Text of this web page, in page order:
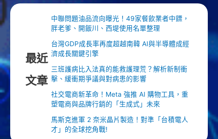
最近
文章
中聯問題油品流向曝光！49家餐飲業者中鏢，
胖老爹、開飯川、西堤使用名單整理
台灣GDP成長率再度超越南韓 AI與半導體成經
濟成長關鍵引擎
三班護病比入法真的能救護理荒？解析新制衝
擊、緩衝期爭議與對病患的影響
社交電商新革命！Meta 強推 AI 購物工具，重
塑電商與品牌行銷的「生成式」未來
馬斯克進軍 2 奈米晶片製造！對準「台積電人
才」的全球挖角戰!